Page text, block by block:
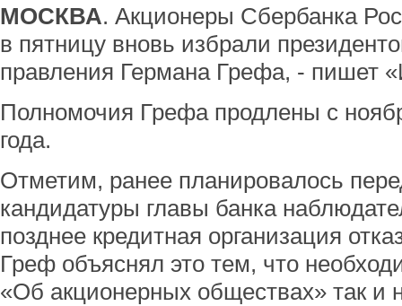
МОСКВА. Акционеры Сбербанка
в пятницу вновь избрали
правления Германа Грефа, - пишет
Полномочия Грефа продлены с
года.
Отметим, ранее планировалось
кандидатуры главы банка
позднее кредитная организация
Греф объяснял это тем, что
«Об акционерных обществах» так и